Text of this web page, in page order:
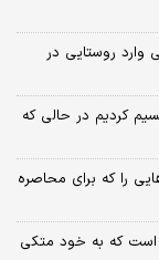
5 خودروی نظامی وارد روستایی در
کردیم در حالی که
را که برای محاصره
است که به خود متکی